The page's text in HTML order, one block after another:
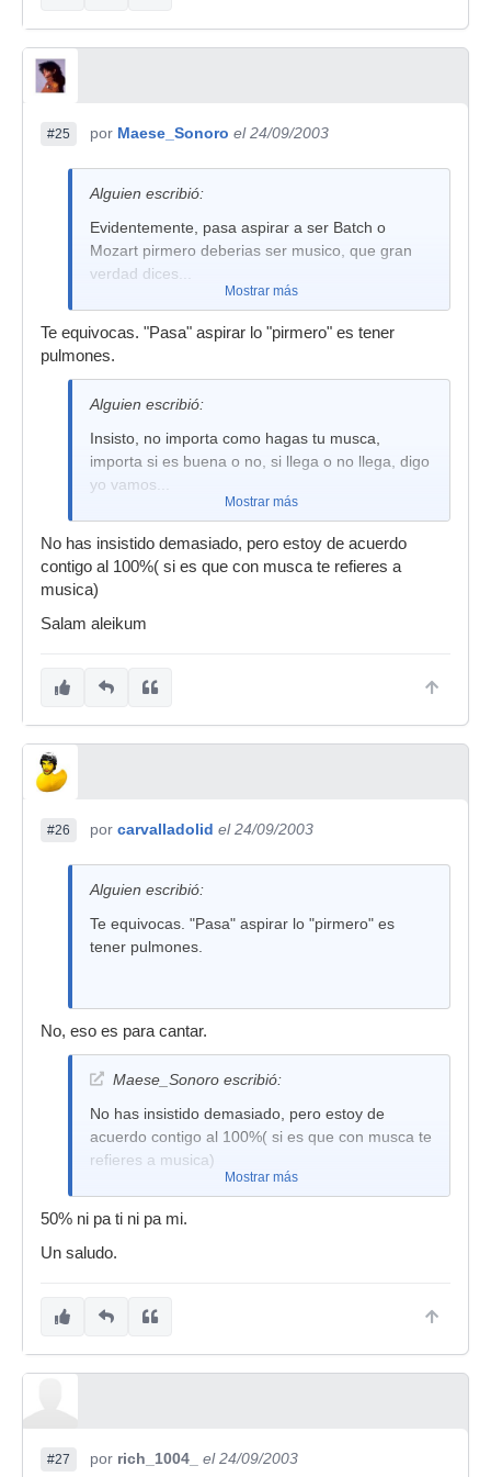
#25 por Maese_Sonoro el 24/09/2003
Alguien escribió:
Evidentemente, pasa aspirar a ser Batch o
Mozart pirmero deberias ser musico, que gran
verdad dices...
Mostrar más
Te equivocas. "Pasa" aspirar lo "pirmero" es tener
pulmones.
Alguien escribió:
Insisto, no importa como hagas tu musca,
importa si es buena o no, si llega o no llega, digo
yo vamos...
Mostrar más
No has insistido demasiado, pero estoy de acuerdo
contigo al 100%( si es que con musca te refieres a
musica)
Salam aleikum
#26 por carvalladolid el 24/09/2003
Alguien escribió:
Te equivocas. "Pasa" aspirar lo "pirmero" es
tener pulmones.
No, eso es para cantar.
Maese_Sonoro escribió:
No has insistido demasiado, pero estoy de
acuerdo contigo al 100%( si es que con musca te
refieres a musica)
Mostrar más
50% ni pa ti ni pa mi.
Un saludo.
#27 por rich_1004_
el 24/09/2003